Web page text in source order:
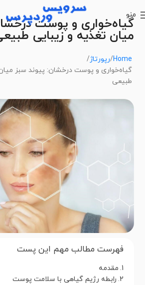
منو
گیاه‌خواری و پوست
میان تغذیه و زیبایی
Home رپورتاژ
گیاه‌خواری و پوست درخشان: پیوند سبز
طبیعی
فهرست مطالب مهم این پست
مقدمه
رابطه رژیم گیاهی با سلامت پوست